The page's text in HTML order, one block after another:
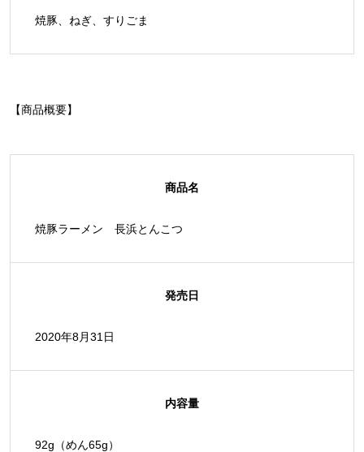
焼豚、ねぎ、すりごま
【商品概要】
商品名
焼豚ラーメン 長浜とんこつ
発売日
2020年8月31日
内容量
92g（めん65g）